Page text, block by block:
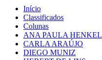
Início
Classificados
Colunas
ANA PAULA HENKEL
CARLA ARAÚJO
DIEGO MUNIZ